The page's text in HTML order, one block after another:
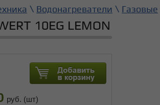
\ Водонагреватели \ Газовые
10EG LEMON
руб. (шт)